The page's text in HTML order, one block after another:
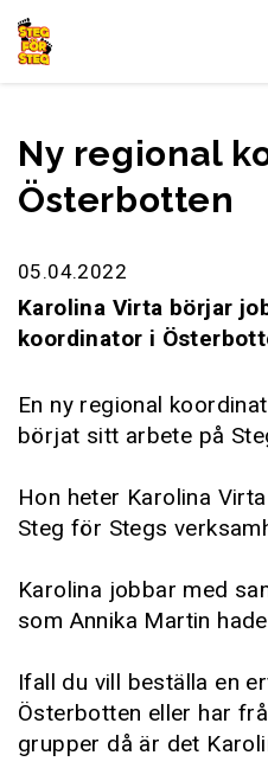
Gå till innehållet
Ny regional
Österbotten
05.04.2022
Karolina Virta börjar
koordinator i
En ny regional
börjat sitt arbete på
Hon heter Karolina
Steg för Stegs
Karolina jobbar med
som Annika Martin
Ifall du vill beställa en
Österbotten eller har
grupper då är det